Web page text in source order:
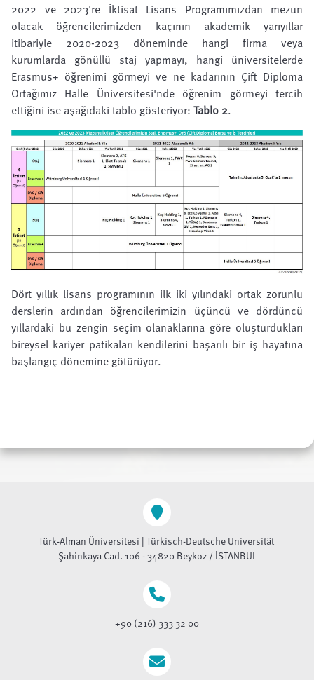
2022 ve 2023're İktisat Lisans Programımızdan mezun
olacak öğrencilerimizden kaçının akademik yarıyıllar
itibariyle 2020-2023 döneminde hangi firma veya
kurumlarda gönüllü staj yapmayı, hangi üniversitelerde
Erasmus+ öğrenimi görmeyi ve ne kadarının Çift Diploma
Ortağımız Halle Üniversitesi'nde öğrenim görmeyi tercih
ettiğini ise aşağıdaki tablo gösteriyor: Tablo 2.
Dört yıllık lisans programının ilk iki yılındaki ortak zorunlu
derslerin ardından öğrencilerimizin üçüncü ve dördüncü
yıllardaki bu zengin seçim olanaklarına göre oluşturdukları
bireysel kariyer patikaları kendilerini başarılı bir iş hayatına
başlangıç dönemine götürüyor.
Türk-Alman Üniversitesi | Türkisch-Deutsche Universität
Şahinkaya Cad. 106 - 34820 Beykoz / İSTANBUL
+90 (216) 333 32 00